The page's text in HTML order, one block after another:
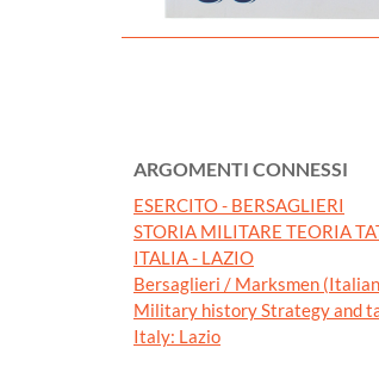
ARGOMENTI CONNESSI
ESERCITO - BERSAGLIERI
STORIA MILITARE TEORIA
ITALIA - LAZIO
Bersaglieri / Marksmen
Military history Strategy and
Italy: Lazio